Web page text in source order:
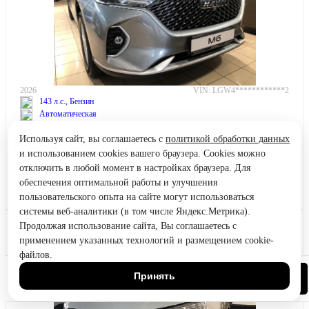
2026
VIN: LGW4************2
143 л.с., Бензин
Автоматическая
+ Бонус за кредит
+ Бонус за ТРЕЙД-ИН
В наличии
Узнать цену
HAVAL M6
Используя сайт, вы соглашаетесь с политикой обработки данных
и использованием cookies вашего браузера. Cookies можно
отключить в любой момент в настройках браузера. Для
обеспечения оптимальной работы и улучшения
пользовательского опыта на сайте могут использоваться
системы веб-аналитики (в том числе Яндекс.Метрика).
Продолжая использование сайта, Вы соглашаетесь с
применением указанных технологий и размещением cookie-
файлов.
Принять